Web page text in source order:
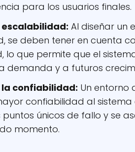
para los usuarios finales.
escalabilidad: Al diseñar un
se deben tener en cuenta
lo que permite que el
demanda y a futuros
confiabilidad: Un entorno
confiabilidad al sistema
puntos únicos de fallo y se
momento.